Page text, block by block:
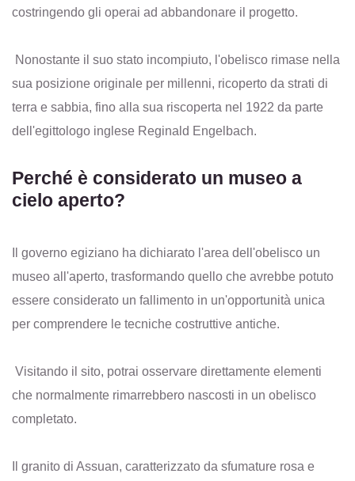
costringendo gli operai ad abbandonare il progetto.
Nonostante il suo stato incompiuto, l'obelisco rimase nella
sua posizione originale per millenni, ricoperto da strati di
terra e sabbia, fino alla sua riscoperta nel 1922 da parte
dell'egittologo inglese Reginald Engelbach.
Perché è considerato un museo a
cielo aperto?
Il governo egiziano ha dichiarato l'area dell'obelisco un
museo all'aperto, trasformando quello che avrebbe potuto
essere considerato un fallimento in un'opportunità unica
per comprendere le tecniche costruttive antiche.
Visitando il sito, potrai osservare direttamente elementi
che normalmente rimarrebbero nascosti in un obelisco
completato.
Il granito di Assuan, caratterizzato da sfumature rosa e